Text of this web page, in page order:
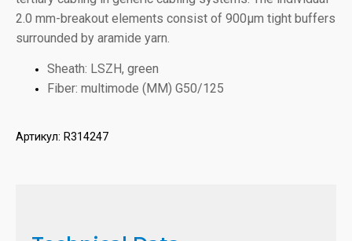
2.0 mm-breakout elements consist of 900µm tight buffers
surrounded by aramide yarn.
Sheath: LSZH, green
Fiber: multimode (MM) G50/125
Артикул: R314247